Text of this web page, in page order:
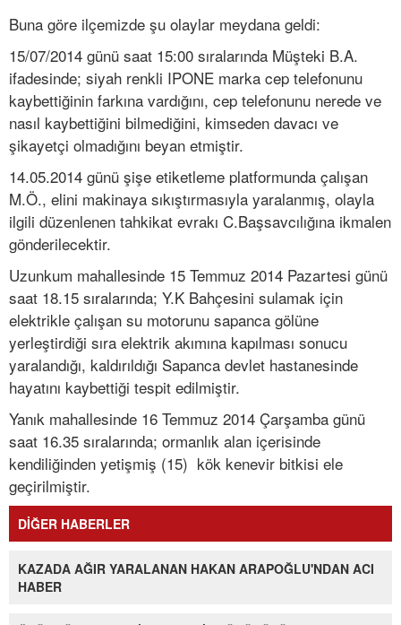
Buna göre ilçemizde şu olaylar meydana geldi:
15/07/2014 günü saat 15:00 sıralarında Müşteki B.A.
ifadesinde; siyah renkli IPONE marka cep telefonunu
kaybettiğinin farkına vardığını, cep telefonunu nerede ve
nasıl kaybettiğini bilmediğini, kimseden davacı ve
şikayetçi olmadığını beyan etmiştir.
14.05.2014 günü şişe etiketleme platformunda çalışan
M.Ö., elini makinaya sıkıştırmasıyla yaralanmış, olayla
ilgili düzenlenen tahkikat evrakı C.Başsavcılığına ikmalen
gönderilecektir.
Uzunkum mahallesinde 15 Temmuz 2014 Pazartesi günü
saat 18.15 sıralarında; Y.K Bahçesini sulamak için
elektrikle çalışan su motorunu sapanca gölüne
yerleştirdiği sıra elektrik akımına kapılması sonucu
yaralandığı, kaldırıldığı Sapanca devlet hastanesinde
hayatını kaybettiği tespit edilmiştir.
Yanık mahallesinde 16 Temmuz 2014 Çarşamba günü
saat 16.35 sıralarında; ormanlık alan içerisinde
kendiliğinden yetişmiş (15) kök kenevir bitkisi ele
geçirilmiştir.
DİĞER HABERLER
KAZADA AĞIR YARALANAN HAKAN ARAPOĞLU'NDAN ACI
HABER